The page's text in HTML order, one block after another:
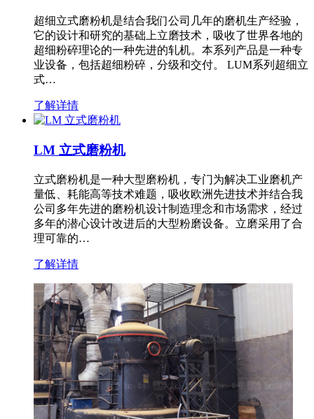
超细立式磨粉机是结合我们公司几年的磨机生产经验，
它的设计和研究的基础上立磨技术，吸收了世界各地的
超细粉碎理论的一种先进的轧机。本系列产品是一种专
业设备，包括超细粉碎，分级和交付。 LUM系列超细立
式…
了解详情
LM 立式磨粉机
立式磨粉机是一种大型磨粉机，专门为解决工业磨机产
量低、耗能高等技术难题，吸收欧洲先进技术并结合我
公司多年先进的磨粉机设计制造理念和市场需求，经过
多年的潜心设计改进后的大型粉磨设备。立磨采用了合
理可靠的…
了解详情